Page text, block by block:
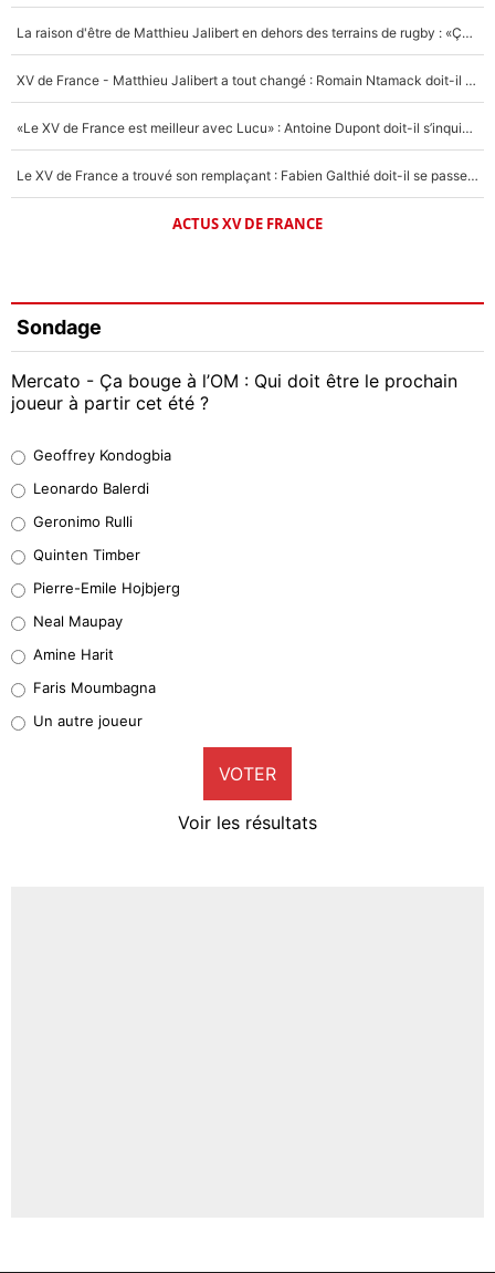
La raison d'être de Matthieu Jalibert en dehors des terrains de rugby : «Ça m'atteint autant que si tu touches à un membre de ma famille»
XV de France - Matthieu Jalibert a tout changé : Romain Ntamack doit-il s’inquiéter pour sa place à un an de la Coupe du monde ?
«Le XV de France est meilleur avec Lucu» : Antoine Dupont doit-il s’inquiéter pour sa place ?
Le XV de France a trouvé son remplaçant : Fabien Galthié doit-il se passer d'Antoine Dupont ?
ACTUS XV DE FRANCE
Sondage
Mercato - Ça bouge à l’OM : Qui doit être le prochain
joueur à partir cet été ?
38%
32%
5%
1%
9%
Geoffrey Kondogbia
Leonardo Balerdi
Geronimo Rulli
Quinten Timber
Pierre-Emile Hojbjerg
Neal Maupay
Amine Harit
Faris Moumbagna
Un autre joueur
VOTER
Voir les résultats